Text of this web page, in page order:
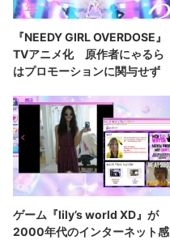
『NEEDY GIRL OVERDOSE』
TVアニメ化 原作者にゃるら
はプロモーションに関与せず
ゲーム『lily’s world XD』が
2000年代のインターネット感